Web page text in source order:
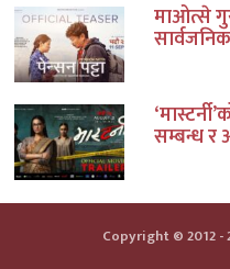
माओत्से
सार्वजनिक
सम्बन्ध र
Copyright © 2012 -